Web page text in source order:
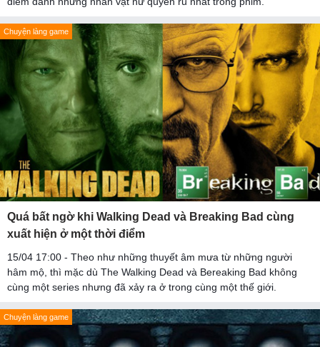
Chuyện làng game
Quá bất ngờ khi Walking Dead và Breaking Bad cùng
xuất hiện ở một thời điểm
15/04 17:00 - Theo như những thuyết âm mưa từ những người
hâm mộ, thì mặc dù The Walking Dead và Bereaking Bad không
cùng một series nhưng đã xảy ra ở trong cùng một thế giới.
Chuyện làng game